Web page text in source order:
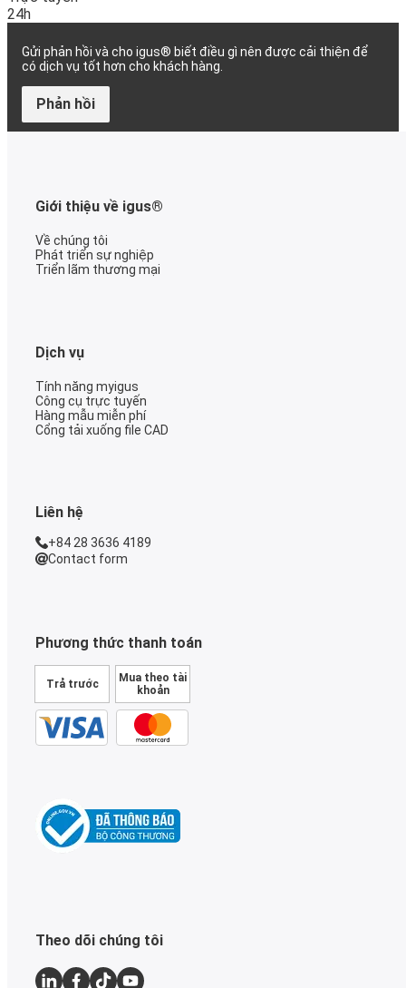
24h
Gửi phản hồi và cho igus® biết điều gì nên được cải thiện để
có dịch vụ tốt hơn cho khách hàng.
Phản hồi
Giới thiệu về igus®
Về chúng tôi
Phát triển sự nghiệp
Triển lãm thương mại
Phương thức thanh toán
Trả trước
Mua theo tài
khoản
Dịch vụ
Tính năng myigus
Công cụ trực tuyến
Hàng mẫu miễn phí
Cổng tải xuống file CAD
Liên hệ
+84 28 3636 4189
Contact form
Theo dõi chúng tôi